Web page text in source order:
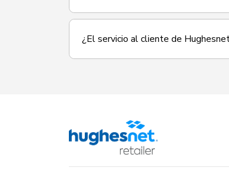
¿El servicio al cliente de